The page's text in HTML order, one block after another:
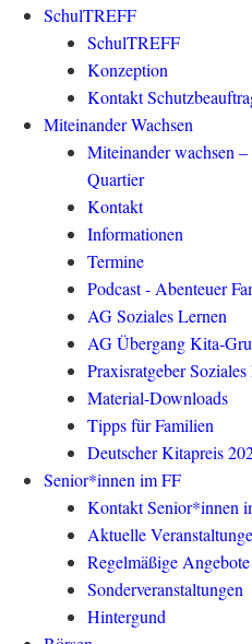
SchulTREFF
SchulTREFF
Konzeption
Kontakt
Miteinander Wachsen
Miteinander wachsen
Quartier
Kontakt
Informationen
Termine
Podcast - Abenteuer
AG Soziales Lernen
AG Übergang Kita-
Praxisratgeber
Material-Downloads
Tipps für Familien
Deutscher Kitapreis
Senior*innen im FF
Kontakt Senior*innen
Aktuelle
Regelmäßige Angebote
Sonderveranstaltungen
Hintergund